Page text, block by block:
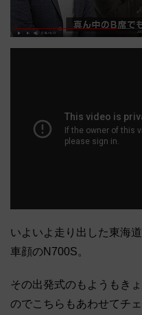
いよいよ走り出した東海
車顔のN700S。
その出発式のもようもき
のでこちらもあわせてチ